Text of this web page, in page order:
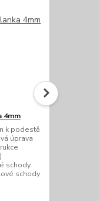
4mm
k podestě
úprava
schody
schody